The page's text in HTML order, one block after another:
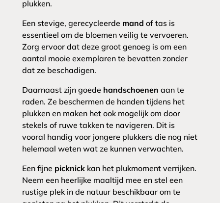
plukken.
Een stevige, gerecycleerde mand of tas is
essentieel om de bloemen veilig te vervoeren.
Zorg ervoor dat deze groot genoeg is om een
aantal mooie exemplaren te bevatten zonder
dat ze beschadigen.
Daarnaast zijn goede handschoenen aan te
raden. Ze beschermen de handen tijdens het
plukken en maken het ook mogelijk om door
stekels of ruwe takken te navigeren. Dit is
vooral handig voor jongere plukkers die nog niet
helemaal weten wat ze kunnen verwachten.
Een fijne picknickkan het plukmoment verrijken.
Neem een heerlijke maaltijd mee en stel een
rustige plek in de natuur beschikbaar om te